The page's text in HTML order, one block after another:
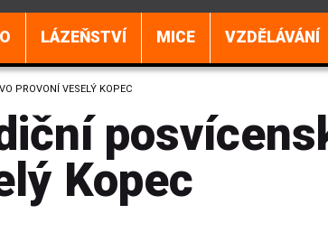
LÁZEŇSTVÍ MICE VZDĚLÁVÁNÍ
PROVONÍ VESELÝ KOPEC
Kopec